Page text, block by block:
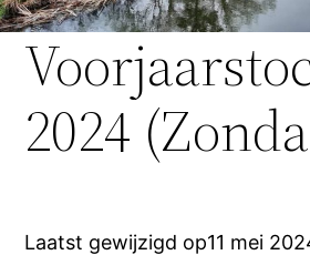
2024
Laatst gewijzigd op11 mei